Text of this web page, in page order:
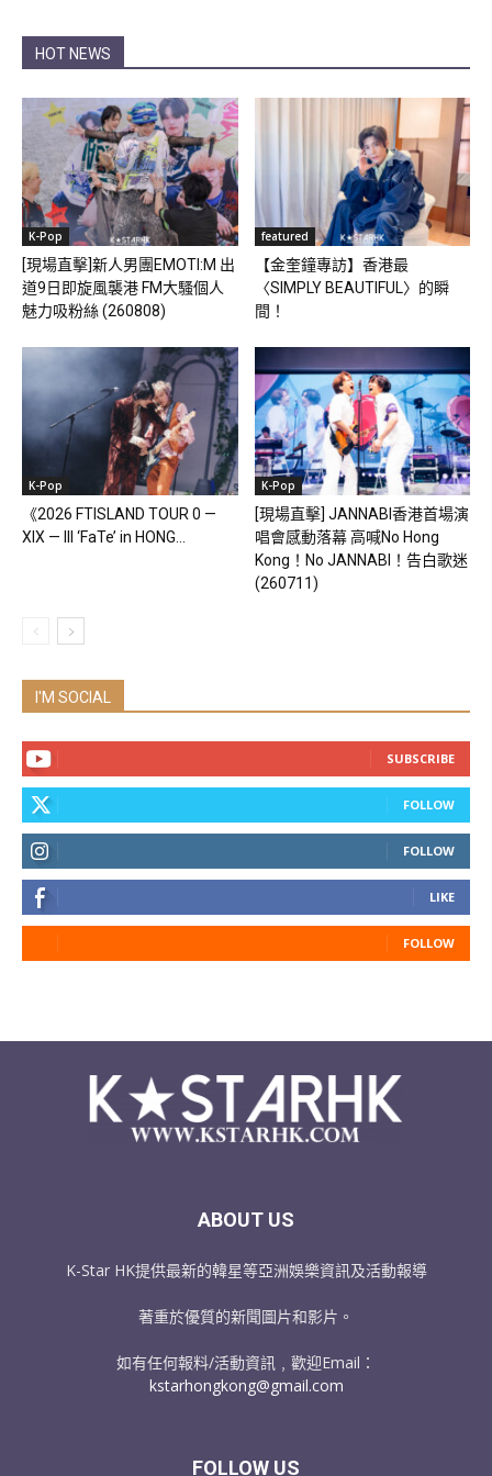
HOT NEWS
K-Pop
[現場直擊]新人男團EMOTI:M 出
道9日即旋風襲港 FM大騷個人
魅力吸粉絲 (260808)
featured
【金奎鐘專訪】香港最
〈SIMPLY BEAUTIFUL〉的瞬
間！
K-Pop
《2026 FTISLAND TOUR 0 —
XIX — III ‘FaTe’ in HONG...
K-Pop
[現場直擊] JANNABI香港首場演
唱會感動落幕 高喊No Hong
Kong！No JANNABI！告白歌迷
(260711)
I'M SOCIAL
SUBSCRIBE
FOLLOW
FOLLOW
LIKE
FOLLOW
ABOUT US
K-Star HK提供最新的韓星等亞洲娛樂資訊及活動報導
著重於優質的新聞圖片和影片。
如有任何報料/活動資訊﹐歡迎Email：
kstarhongkong@gmail.com
FOLLOW US